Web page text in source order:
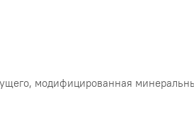
модифицированная